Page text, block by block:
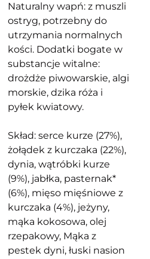
Naturalny wapń: z muszli
ostryg, potrzebny do
utrzymania normalnych
kości. Dodatki bogate w
substancje witalne:
drożdże piwowarskie, algi
morskie, dzika róża i
pyłek kwiatowy.
Skład: serce kurze (27%),
żołądek z kurczaka (22%),
dynia, wątróbki kurze
(9%), jabłka, pasternak*
(6%), mięso mięśniowe z
kurczaka (4%), jeżyny,
mąka kokosowa, olej
rzepakowy, Mąka z
pestek dyni, łuski nasion